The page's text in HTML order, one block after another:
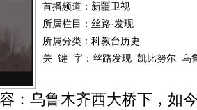
首播频道： 新疆卫视
所属栏目： 丝路·发现
所属分类：科教台历史
关 键 字： 丝路发现 凯比努尔 乌
：乌鲁木齐西大桥下，如